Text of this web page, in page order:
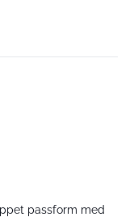
passform med